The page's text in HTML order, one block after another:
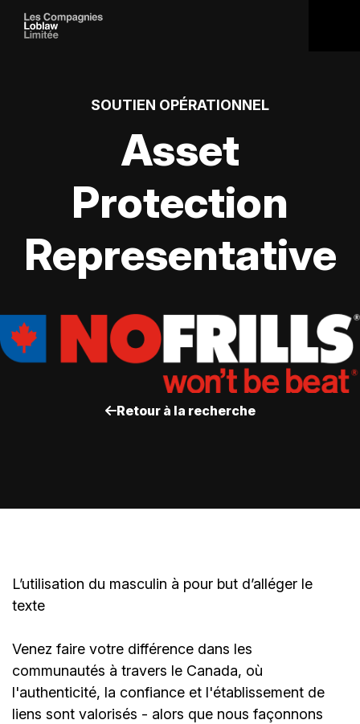
SOUTIEN OPÉRATIONNEL
Asset
Protection
Representative
Retour à la recherche
L’utilisation du masculin à pour but d’alléger le
texte
Venez faire votre différence dans les
communautés à travers le Canada, où
l'authenticité, la confiance et l'établissement de
liens sont valorisés - alors que nous façonnons